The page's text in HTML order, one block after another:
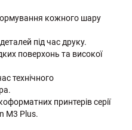
кожного шару
під час друку.
поверхонь та високої
технічного
принтерів серії
M3 Plus.